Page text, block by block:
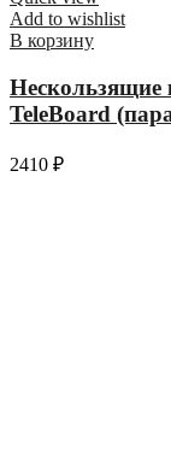
Add to wishlist
В корзину
Нескользящие
TeleBoard
2410 ₽